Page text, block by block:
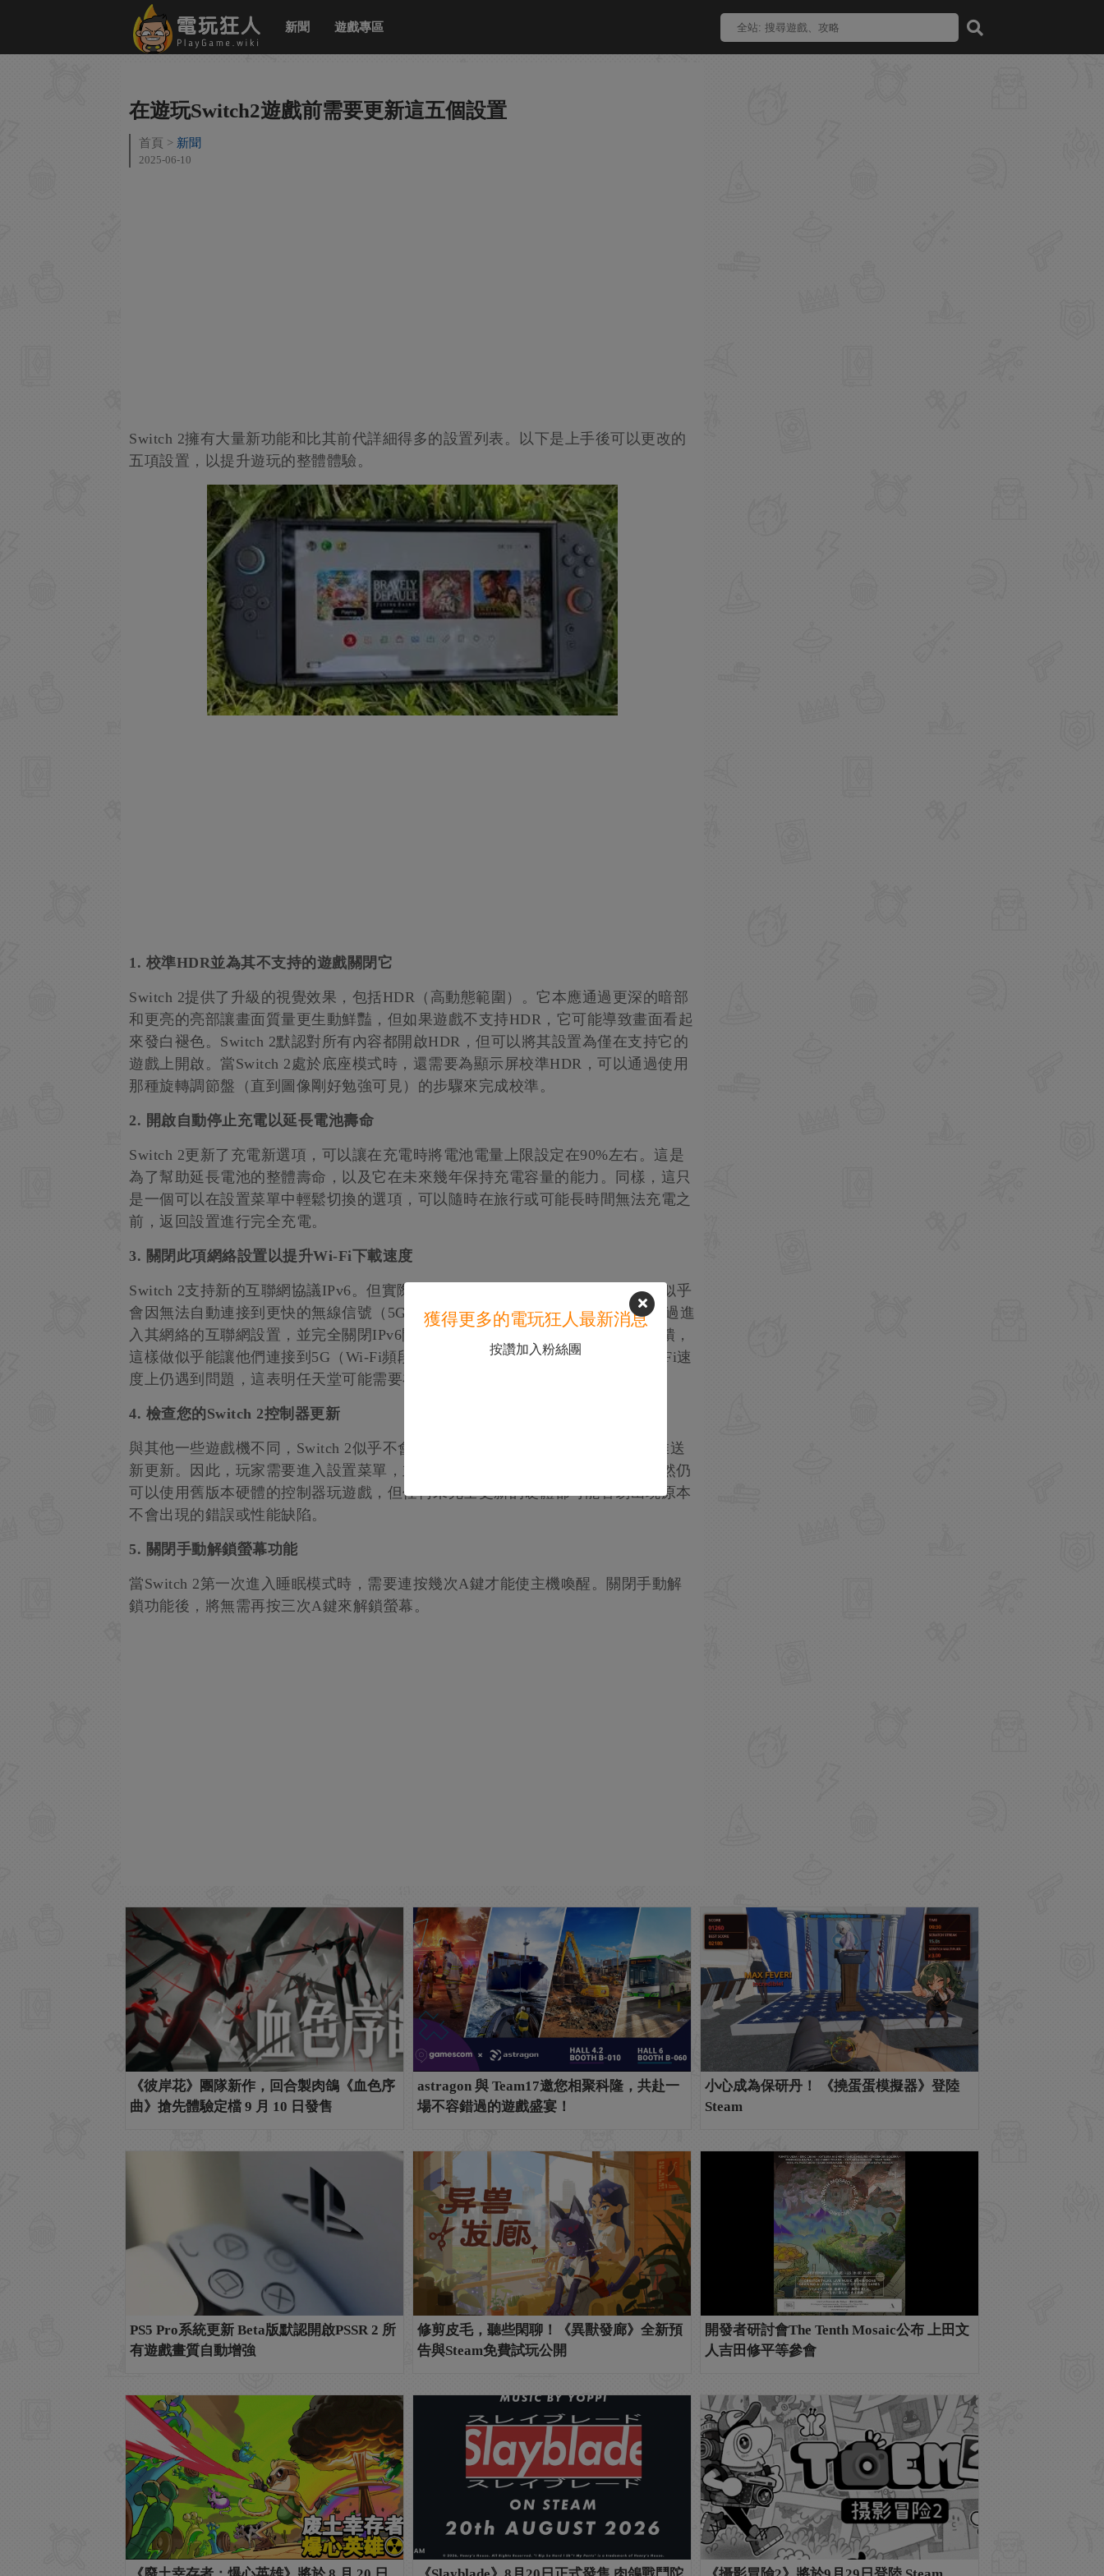
新聞 遊戲專區
在遊玩Switch2遊戲前需要更新這五個設置
首頁 新聞
2025-06-10
Switch 2擁有大量新功能和比其前代詳細得多的設置列表。以下是上手後可以更改的
五項設置，以提升遊玩的整體體驗。
1. 校準HDR並為其不支持的遊戲關閉它
Switch 2提供了升級的視覺效果，包括HDR（高動態範圍）。它本應通過更深的暗部
和更亮的亮部讓畫面質量更生動鮮豔，但如果遊戲不支持HDR，它可能導致畫面看起
來發白褪色。Switch 2默認對所有內容都開啟HDR，但可以將其設置為僅在支持它的
遊戲上開啟。當Switch 2處於底座模式時，還需要為顯示屏校準HDR，可以通過使用
那種旋轉調節盤（直到圖像剛好勉強可見）的步驟來完成校準。
2. 開啟自動停止充電以延長電池壽命
Switch 2更新了充電新選項，可以讓在充電時將電池電量上限設定在90%左右。這是
為了幫助延長電池的整體壽命，以及它在未來幾年保持充電容量的能力。同樣，這只
是一個可以在設置菜單中輕鬆切換的選項，可以隨時在旅行或可能長時間無法充電之
前，返回設置進行完全充電。
3. 關閉此項網絡設置以提升Wi-Fi下載速度
Switch 2支持新的互聯網協議IPv6。但實際上，在Wi-Fi互聯網連接中啟用此功能似乎
會因無法自動連接到更快的無線信號（5G信號）而降低速度。但是玩家們可以通過進
入其網絡的互聯網設置，並完全關閉IPv6開關，來繞過這個不明問題。據玩家反饋，
這樣做似乎能讓他們連接到5G（Wi-Fi頻段）的網絡速度。不過，許多玩家在Wi-Fi速
度上仍遇到問題，這表明任天堂可能需要在未來幾周進行一個更大的系統更新。
4. 檢查您的Switch 2控制器更新
與其他一些遊戲機不同，Switch 2似乎不會自動為Joy-Con或新的Pro搖桿等配件推送
新更新。因此，玩家需要進入設置菜單，並定期檢查是否有新內容可供下載。雖然仍
可以使用舊版本硬體的控制器玩遊戲，但任何未完全更新的硬體都可能容易出現原本
不會出現的錯誤或性能缺陷。
5. 關閉手動解鎖螢幕功能
當Switch 2第一次進入睡眠模式時，需要連按幾次A鍵才能使主機喚醒。關閉手動解
鎖功能後，將無需再按三次A鍵來解鎖螢幕。
《彼岸花》團隊新作，回合製肉鴿《血色序
曲》搶先體驗定檔 9 月 10 日發售
astragon 與 Team17邀您相聚科隆，共赴一
場不容錯過的遊戲盛宴！
小心成為保研丹！ 《撓蛋蛋模擬器》登陸
Steam
PS5 Pro系統更新 Beta版默認開啟PSSR 2 所
有遊戲畫質自動增強
修剪皮毛，聽些閑聊！《異獸發廊》全新預
告與Steam免費試玩公開
開發者研討會The Tenth Mosaic公布 上田文
人吉田修平等參會
獲得更多的電玩狂人最新消息
按讚加入粉絲團